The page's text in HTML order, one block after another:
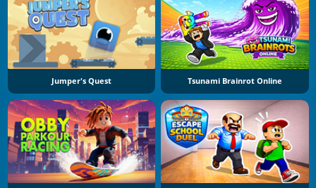
Jumper's Quest Tsunami Brainrot Online